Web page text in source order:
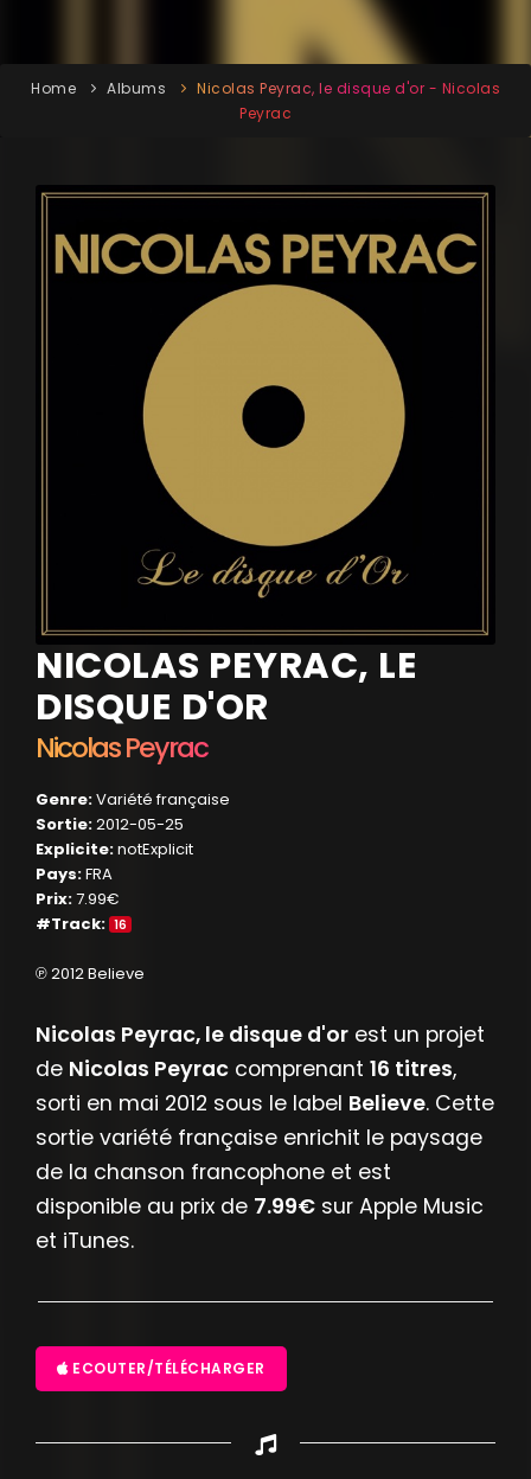
Home Albums
Nicolas Peyrac, le disque d'or - Nicolas
Peyrac
NICOLAS PEYRAC, LE
DISQUE D'OR
Nicolas Peyrac
Genre:Variété française
Sortie:2012-05-25
Explicite:notExplicit
Pays:FRA
Prix:7.99€
#Track: 16
℗ 2012 Believe
Nicolas Peyrac, le disque d'or est un projet
de Nicolas Peyrac comprenant 16 titres,
sorti en mai 2012 sous le label Believe. Cette
sortie variété française enrichit le paysage
de la chanson francophone et est
disponible au prix de 7.99€ sur Apple Music
et iTunes.
ECOUTER/TÉLÉCHARGER